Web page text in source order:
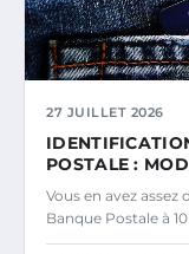
27 JUILLET 2026
POSTALE :
Vous en avez
Banque Postale à